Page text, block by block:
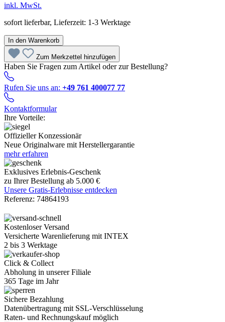
inkl. MwSt.
sofort lieferbar, Lieferzeit: 1-3 Werktage
In den Warenkorb
Zum Merkzettel hinzufügen
Haben Sie Fragen zum Artikel oder zur Bestellung?
Rufen Sie uns an: +49 761 400077 77
Kontaktformular
Ihre Vorteile:
Offizieller Konzessionär
Neue Originalware mit Herstellergarantie
mehr erfahren
Exklusives Erlebnis-Geschenk
zu Ihrer Bestellung ab 5.000 €
Unsere Gratis-Erlebnisse entdecken
Referenz: 74864193
Kostenloser Versand
Versicherte Warenlieferung mit INTEX
2 bis 3 Werktage
Click & Collect
Abholung in unserer Filiale
365 Tage im Jahr
Sichere Bezahlung
Datenübertragung mit SSL-Verschlüsselung
Raten- und Rechnungskauf möglich